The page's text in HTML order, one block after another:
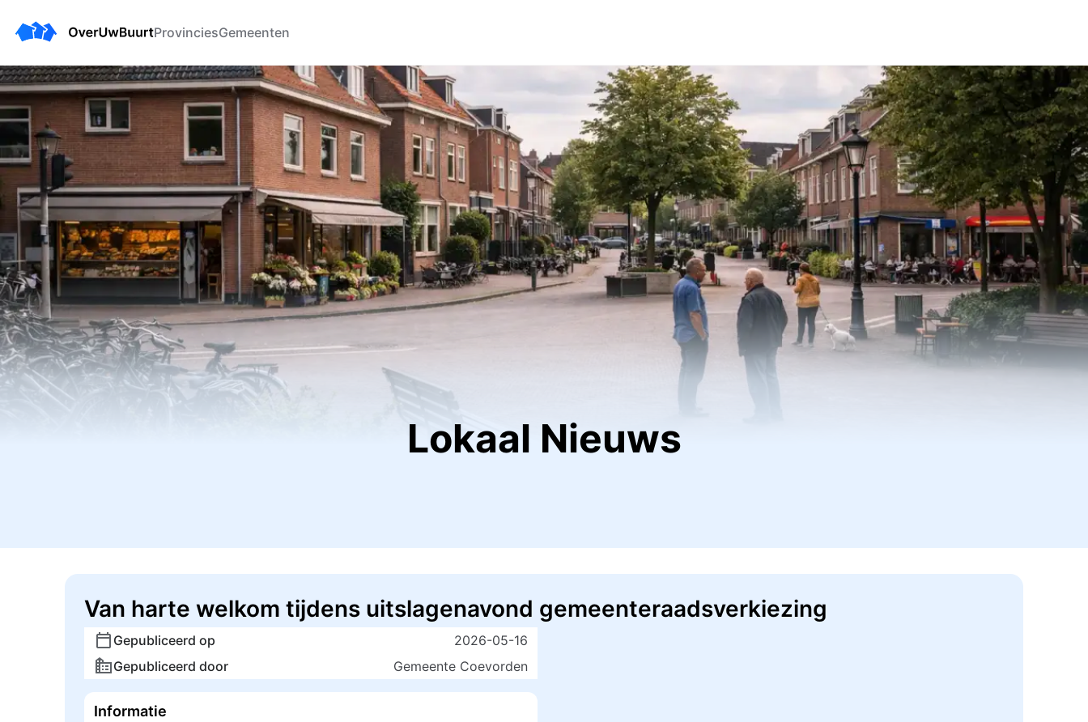
ProvinciesGemeenten
Lokaal Nieuws
Van harte welkom tijdens uitslagenavond gemeenteraadsverkiezing
Gepubliceerd op
2026-05-16
Gepubliceerd door
Gemeente Coevorden
Informatie